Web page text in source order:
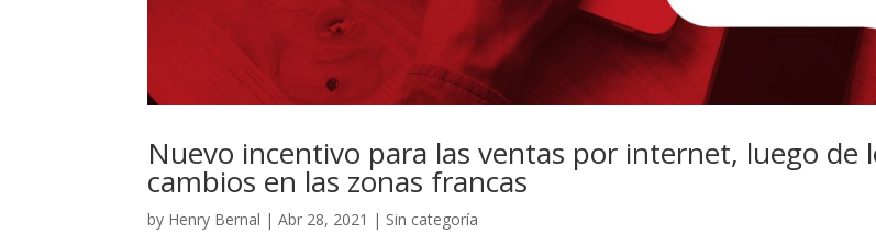
Nuevo incentivo para las ventas por internet, luego de
cambios en las zonas francas
by Henry Bernal |Abr 28, 2021 | Sin categoría